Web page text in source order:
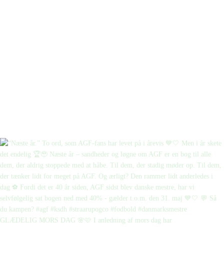
GLÆDELIG MORS DAG 🌸🩷 I anledning af mors dag har